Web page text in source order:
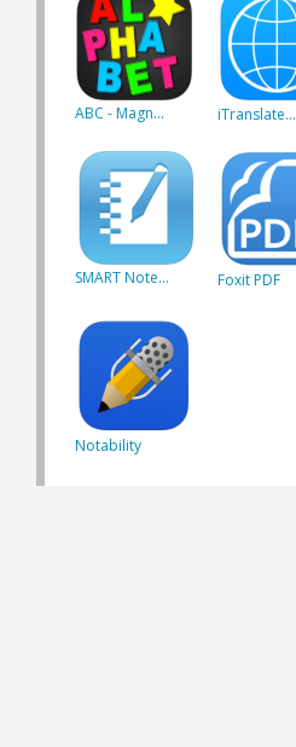
ABC - Magn... iTranslate...
SMART Note... Foxit PDF
Notability